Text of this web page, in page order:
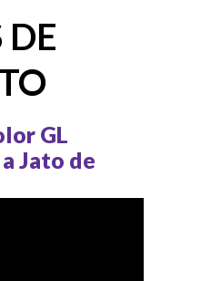
GL
Jato de